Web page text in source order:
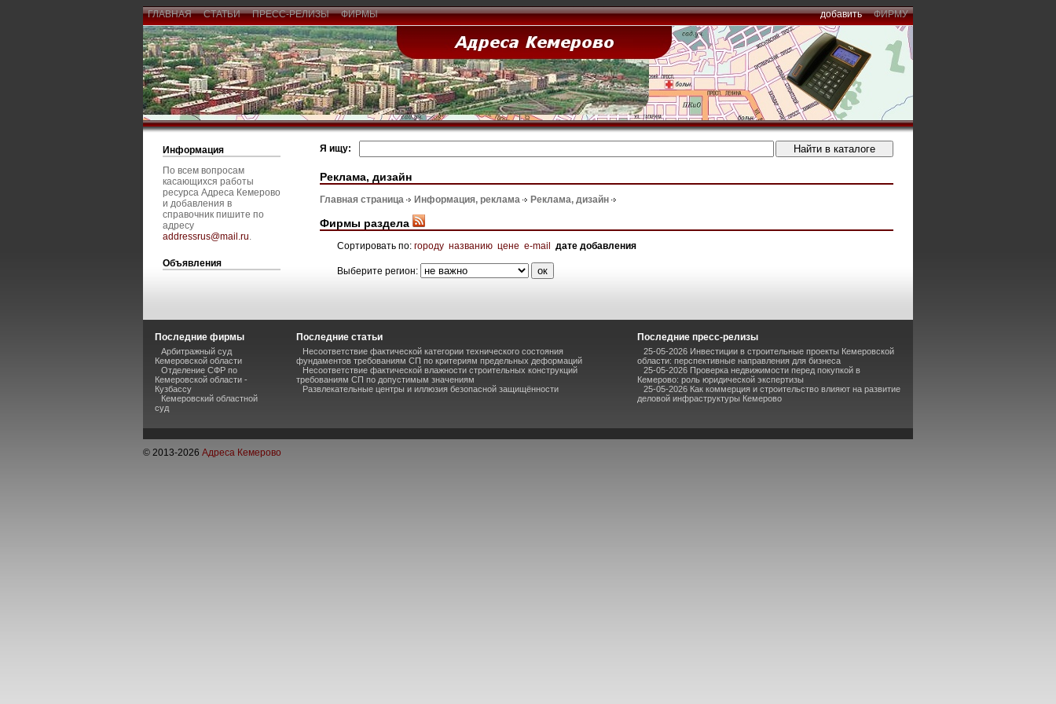
ГЛАВНАЯ СТАТЬИ ПРЕСС-РЕЛИЗЫ ФИРМЫ добавить ФИРМУ
Информация
По всем вопросам
касающихся работы
ресурса Адреса Кемерово
и добавления в
справочник пишите по
адресу
addressrus@mail.ru.
Объявления
Я ищу:
Реклама, дизайн
Главная страница Информация, реклама Реклама, дизайн
Фирмы раздела
Сортировать по: городу названию цене e-mail дате добавления
Выберите регион:
Последние фирмы
Арбитражный суд
Кемеровской области
Отделение СФР по
Кемеровской области -
Кузбассу
Кемеровский областной
суд
Последние статьи
Несоответствие фактической категории технического состояния
фундаментов требованиям СП по критериям предельных деформаций
Несоответствие фактической влажности строительных конструкций
требованиям СП по допустимым значениям
Развлекательные центры и иллюзия безопасной защищённости
Последние пресс-релизы
25-05-2026 Инвестиции в строительные проекты Кемеровской
области: перспективные направления для бизнеса
25-05-2026 Проверка недвижимости перед покупкой в
Кемерово: роль юридической экспертизы
25-05-2026 Как коммерция и строительство влияют на развитие
деловой инфраструктуры Кемерово
© 2013-2026 Адреса Кемерово